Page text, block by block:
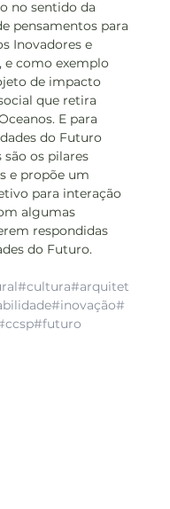
no sentido da
pensamentos para
Inovadores e
e como exemplo
de impacto
que retira
E para
do Futuro
os pilares
e propõe um
para interação
algumas
respondidas
do Futuro.
#cultura#arquitet
#inovação#
#futuro